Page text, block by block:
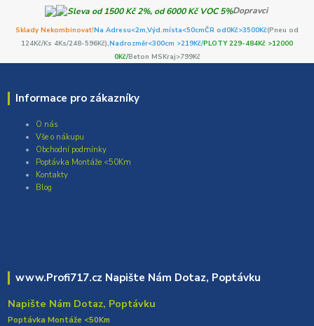
Dopravci
Sklady Nekombinovat!Na Adresu<2m,Výd.místa<50cmČR od0Kč>3500Kč(Pneu od
124Kč/Ks 4Ks/248-596Kč),Nadrozměr<300cm >219Kč/PLOTY 229-484Kč >12000
0Kč/Beton MSKraj>799Kč
Informace pro zákazníky
O nás
Vše o nákupu
Obchodní podmínky
Poptávka Montáže <50Km
Kontakty
Blog
www.Profi717.cz Napište Nám Dotaz, Poptávku
Napište Nám Dotaz, Poptávku
Poptávka Montáže <50Km